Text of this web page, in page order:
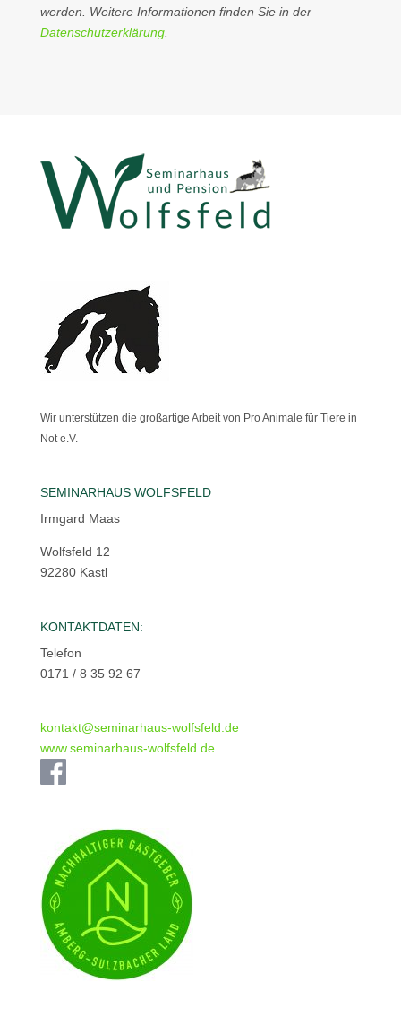
werden. Weitere Informationen finden Sie in der
Datenschutzerklärung.
Wir unterstützen die großartige Arbeit von Pro Animale für Tiere in
Not e.V.
SEMINARHAUS WOLFSFELD
Irmgard Maas
Wolfsfeld 12
92280 Kastl
KONTAKTDATEN:
Telefon
0171 / 8 35 92 67
kontakt@seminarhaus-wolfsfeld.de
www.seminarhaus-wolfsfeld.de